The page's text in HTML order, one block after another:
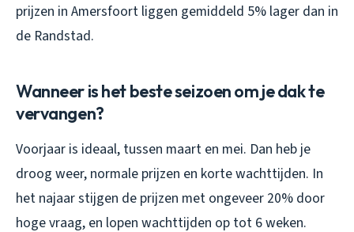
prijzen in Amersfoort liggen gemiddeld 5% lager dan in
de Randstad.
Wanneer is het beste seizoen om je dak te
vervangen?
Voorjaar is ideaal, tussen maart en mei. Dan heb je
droog weer, normale prijzen en korte wachttijden. In
het najaar stijgen de prijzen met ongeveer 20% door
hoge vraag, en lopen wachttijden op tot 6 weken.